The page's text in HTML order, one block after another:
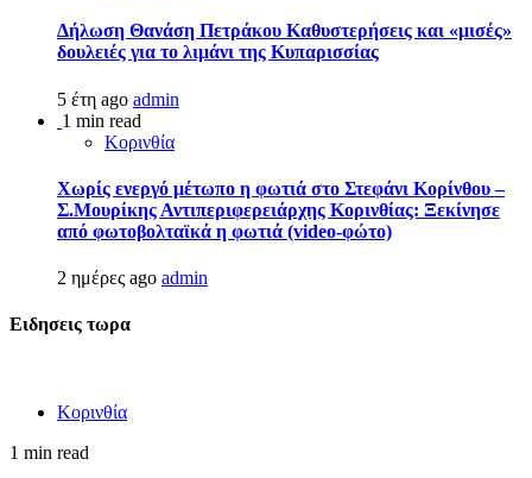
Δήλωση Θανάση Πετράκου Καθυστερήσεις και «μισές»
δουλειές για το λιμάνι της Κυπαρισσίας
5 έτη ago admin
1 min read
Κορινθία
Χωρίς ενεργό μέτωπο η φωτιά στο Στεφάνι Κορίνθου –
Σ.Μουρίκης Αντιπεριφερειάρχης Κορινθίας: Ξεκίνησε
από φωτοβολταϊκά η φωτιά (video-φώτο)
2 ημέρες ago admin
Ειδησεις τωρα
Κορινθία
1 min read